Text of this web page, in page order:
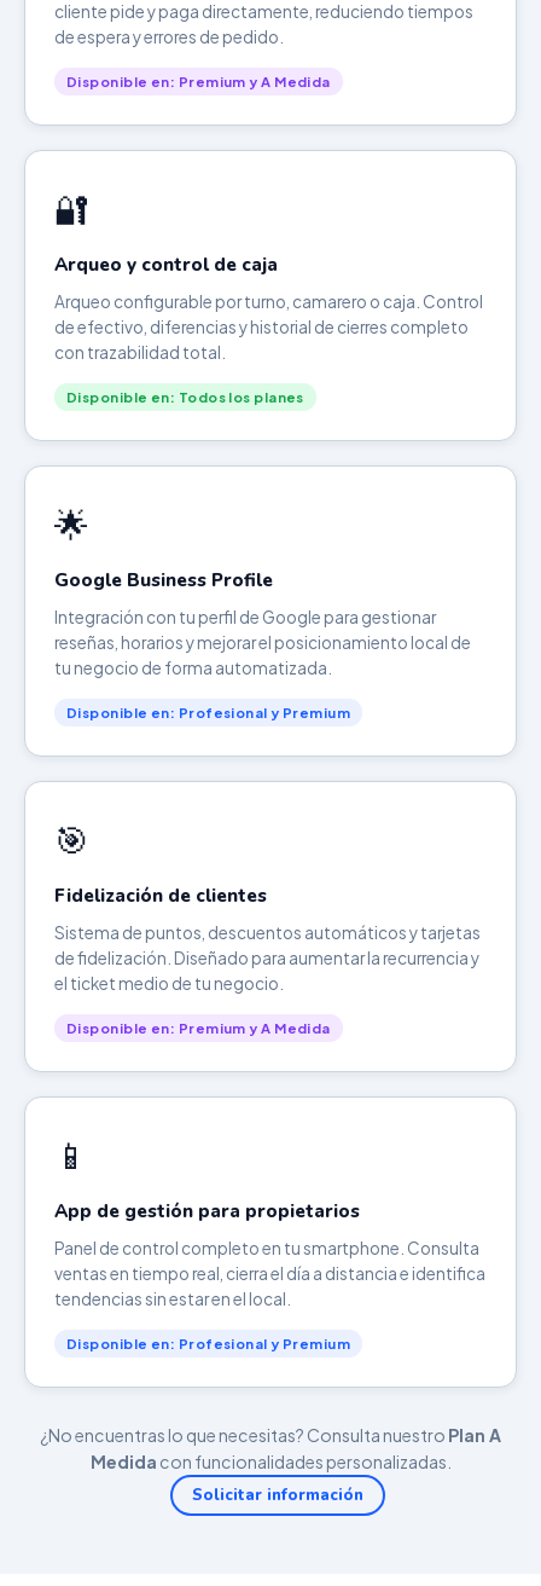
cliente pide y paga directamente, reduciendo tiempos
de espera y errores de pedido.
Disponible en: Premium y A Medida
🔐
Arqueo y control de caja
Arqueo configurable por turno, camarero o caja. Control
de efectivo, diferencias y historial de cierres completo
con trazabilidad total.
Disponible en: Todos los planes
🌟
Google Business Profile
Integración con tu perfil de Google para gestionar
reseñas, horarios y mejorar el posicionamiento local de
tu negocio de forma automatizada.
Disponible en: Profesional y Premium
🎯
Fidelización de clientes
Sistema de puntos, descuentos automáticos y tarjetas
de fidelización. Diseñado para aumentar la recurrencia y
el ticket medio de tu negocio.
Disponible en: Premium y A Medida
📱
App de gestión para propietarios
Panel de control completo en tu smartphone. Consulta
ventas en tiempo real, cierra el día a distancia e identifica
tendencias sin estar en el local.
Disponible en: Profesional y Premium
¿No encuentras lo que necesitas? Consulta nuestro Plan A
Medida con funcionalidades personalizadas.
Solicitar información